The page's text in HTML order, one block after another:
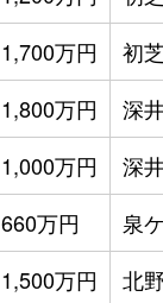
1,700万円 初
1,800万円 深
1,000万円 深
660万円 泉
1,500万円 北